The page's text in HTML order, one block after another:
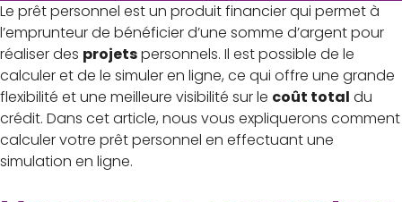
Le prêt personnel est un produit financier qui permet à
l’emprunteur de bénéficier d’une somme d’argent pour
réaliser des projetspersonnels. Il est possible de le
calculer et de le simuler en ligne, ce qui offre une grande
flexibilité et une meilleure visibilité sur le coût total du
crédit. Dans cet article, nous vous expliquerons comment
calculer votre prêt personnel en effectuant une
simulation en ligne.